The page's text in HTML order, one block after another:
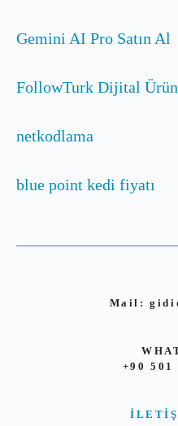
Gemini AI Pro Satın Al
FollowTurk Dijital
netkodlama
blue point kedi fiyatı
Mail:
+90 501